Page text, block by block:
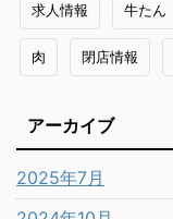
求人情報 牛たん
肉 閉店情報
アーカイブ
2025年7月